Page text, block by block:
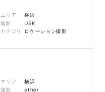
エリア
横浜
撮影
USK
カテゴリ
ロケーション撮影
エリア
横浜
撮影
other